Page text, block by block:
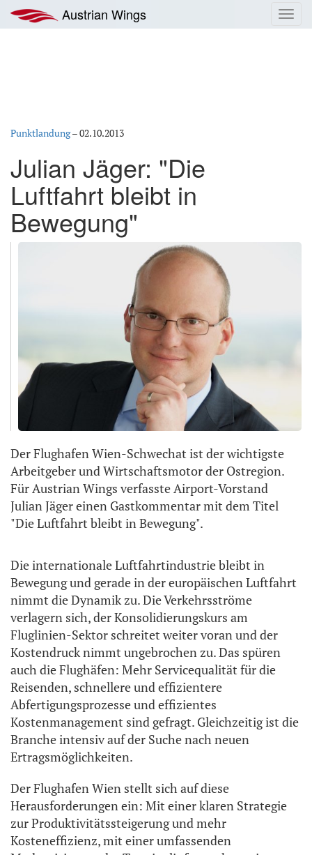
Inhalt
springen
Austrian Wings
Punktlandung–02.10.2013
Julian Jäger: "Die
Luftfahrt bleibt in
Bewegung"
Der Flughafen Wien-Schwechat ist der wichtigste
Arbeitgeber und Wirtschaftsmotor der Ostregion.
Für Austrian Wings verfasste Airport-Vorstand
Julian Jäger einen Gastkommentar mit dem Titel
"Die Luftfahrt bleibt in Bewegung".
Die internationale Luftfahrtindustrie bleibt in
Bewegung und gerade in der europäischen Luftfahrt
nimmt die Dynamik zu. Die Verkehrsströme
verlagern sich, der Konsolidierungskurs am
Fluglinien-Sektor schreitet weiter voran und der
Kostendruck nimmt ungebrochen zu. Das spüren
auch die Flughäfen: Mehr Servicequalität für die
Reisenden, schnellere und effizientere
Abfertigungsprozesse und effizientes
Kostenmanagement sind gefragt. Gleichzeitig ist die
Branche intensiv auf der Suche nach neuen
Ertragsmöglichkeiten.
Der Flughafen Wien stellt sich auf diese
Herausforderungen ein: Mit einer klaren Strategie
zur Produktivitätssteigerung und mehr
Kosteneffizienz, mit einer umfassenden